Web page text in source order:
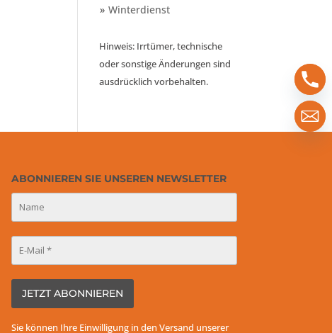
Winterdienst
Hinweis: Irrtümer, technische
oder sonstige Änderungen sind
ausdrücklich vorbehalten.
ABONNIEREN SIE UNSEREN NEWSLETTER
Sie können Ihre Einwilligung in den Versand unserer